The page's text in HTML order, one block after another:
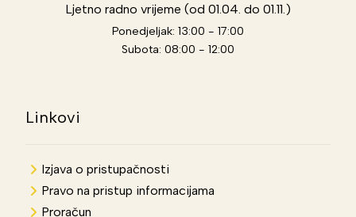
Ljetno radno vrijeme (od 01.04. do 01.11.)
Ponedjeljak: 13:00 - 17:00
Subota: 08:00 - 12:00
Linkovi
Izjava o pristupačnosti
Pravo na pristup informacijama
Proračun